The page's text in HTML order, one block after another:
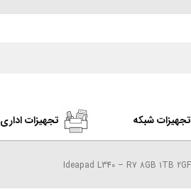
تجهیزات شبکه تجهیزات اداری